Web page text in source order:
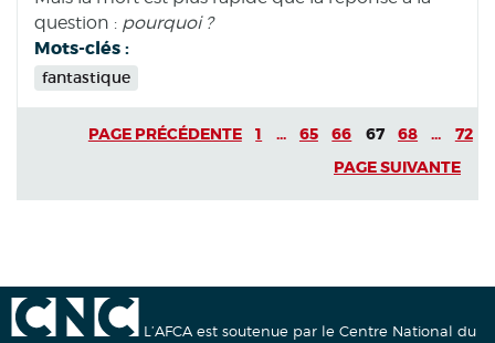
question : pourquoi ?
Mots-clés :
fantastique
PAGE PRÉCÉDENTE 1 ... 65 66 67 68 ...
72
PAGE SUIVANTE
L’AFCA est soutenue par le Centre National du